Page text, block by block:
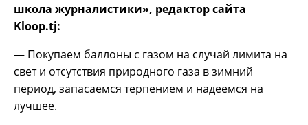
школа журналистики», редактор сайта
Kloop.tj:
— Покупаем баллоны с газом на случай лимита на
свет и отсутствия природного газа в зимний
период, запасаемся терпением и надеемся на
лучшее.